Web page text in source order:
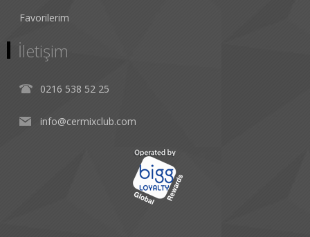
Favorilerim
İletişim
0216 538 52 25
info@cermixclub.com